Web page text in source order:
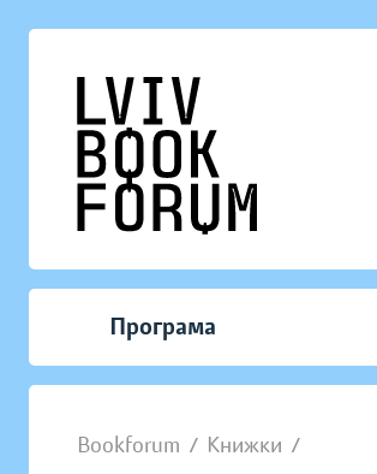
Програма
Bookforum / Книжки /